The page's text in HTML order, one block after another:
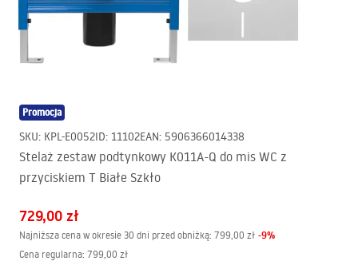
Promocja
SKU: KPL-E0052ID: 11102EAN: 5906366014338
Stelaż zestaw podtynkowy K011A-Q do mis WC z
przyciskiem T Białe Szkło
729,00 zł
Najniższa cena w okresie 30 dni przed obniżką: 799,00 zł -9%
Cena regularna: 799,00 zł